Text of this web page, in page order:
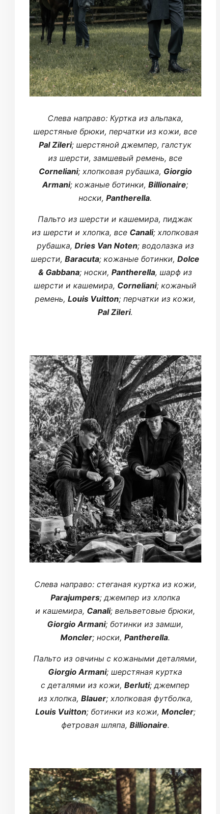
Слева направо: Куртка из альпака,
шерстяные брюки, перчатки из кожи, все
Pal Zileri; шерстяной джемпер, галстук
из шерсти, замшевый ремень, все
Corneliani; хлопковая рубашка, Giorgio
Armani; кожаные ботинки,Billionaire;
носки,Pantherella.
Пальто из шерсти и кашемира, пиджак
из шерсти и хлопка, все Canali; хлопковая
рубашка, Dries Van Noten; водолазка из
шерсти,Baracuta; кожаные ботинки,Dolce
& Gabbana; носки,Pantherella, шарф из
шерсти и кашемира, Corneliani; кожаный
ремень,Louis Vuitton; перчатки из кожи,
Pal Zileri.
Cлева направо: стеганая куртка из кожи,
Parajumpers; джемпер из хлопка
и кашемира, Canali; вельветовые брюки,
Giorgio Armani; ботинки из замши,
Moncler; носки,Pantherella.
Пальто из овчины с кожаными деталями,
Giorgio Armani; шерстяная куртка
с деталями из кожи,Berluti; джемпер
из хлопка, Blauer; хлопковая футболка,
Louis Vuitton; ботинки из кожи, Moncler;
фетровая шляпа, Billionaire.